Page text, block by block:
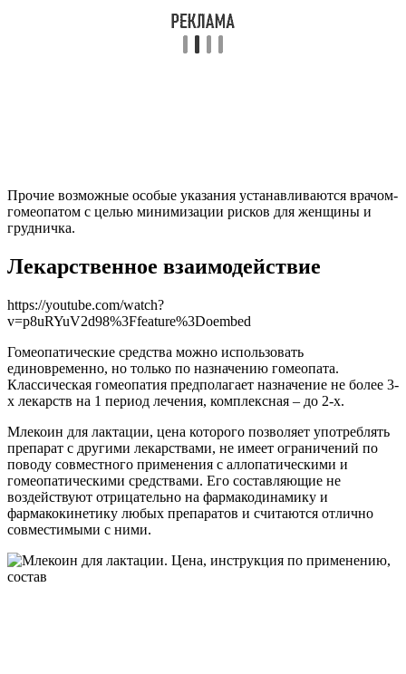
Прочие возможные особые указания устанавливаются врачом-
гомеопатом с целью минимизации рисков для женщины и
грудничка.
Лекарственное взаимодействие
https://youtube.com/watch?
v=p8uRYuV2d98%3Ffeature%3Doembed
Гомеопатические средства можно использовать
единовременно, но только по назначению гомеопата.
Классическая гомеопатия предполагает назначение не более 3-
х лекарств на 1 период лечения, комплексная – до 2-х.
Млекоин для лактации, цена которого позволяет употреблять
препарат с другими лекарствами, не имеет ограничений по
поводу совместного применения с аллопатическими и
гомеопатическими средствами. Его составляющие не
воздействуют отрицательно на фармакодинамику и
фармакокинетику любых препаратов и считаются отлично
совместимыми с ними.